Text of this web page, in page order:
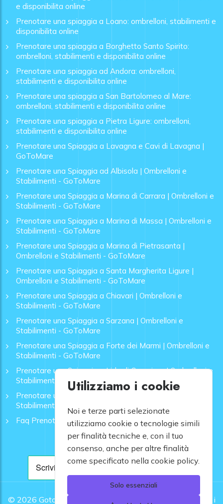
e disponibilita online
Prenotare una spiaggia a Loano: ombrelloni, stabilimenti e
disponibilita online
Prenotare una spiaggia a Borghetto Santo Spirito:
ombrelloni, stabilimenti e disponibilita online
Prenotare una spiaggia ad Andora: ombrelloni,
stabilimenti e disponibilita online
Prenotare una spiaggia a San Bartolomeo al Mare:
ombrelloni, stabilimenti e disponibilita online
Prenotare una spiaggia a Pietra Ligure: ombrelloni,
stabilimenti e disponibilita online
Prenotare una Spiaggia a Lavagna e Cavi di Lavagna |
GoToMare
Prenotare una Spiaggia ad Albisola | Ombrelloni e
Stabilimenti - GoToMare
Prenotare una Spiaggia a Marina di Carrara | Ombrelloni e
Stabilimenti - GoToMare
Prenotare una Spiaggia a Marina di Massa | Ombrelloni e
Stabilimenti - GoToMare
Prenotare una Spiaggia a Marina di Pietrasanta |
Ombrelloni e Stabilimenti - GoToMare
Prenotare una Spiaggia a Santa Margherita Ligure |
Ombrelloni e Stabilimenti - GoToMare
Prenotare una Spiaggia a Chiavari | Ombrelloni e
Stabilimenti - GoToMare
Prenotare una Spiaggia a Sarzana | Ombrelloni e
Stabilimenti - GoToMare
Prenotare una Spiaggia a Forte dei Marmi | Ombrelloni e
Stabilimenti - GoToMare
Prenotare una Spiaggia a Lido di Camaiore | Ombrelloni e
Stabilimenti - GoToMare
Prenotare una Spiaggia a Rapallo | Ombrelloni e
Stabilimenti - GoToMare
Faq Prenotazione Spiagge
© 2026 Gotomare srl - Partita IVA 12948810960 . Tutti i
Utilizziamo i cookie
Noi e terze parti selezionate
utilizziamo cookie o tecnologie simili
per finalità tecniche e, con il tuo
consenso, anche per altre finalità
come specificato nella cookie policy.
Solo essenziali